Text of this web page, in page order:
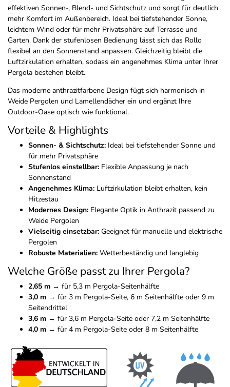
effektiven Sonnen-, Blend- und Sichtschutz und sorgt für deutlich
mehr Komfort im Außenbereich. Ideal bei tiefstehender Sonne,
leichtem Wind oder für mehr Privatsphäre auf Terrasse und
Garten. Dank der stufenlosen Bedienung lässt sich das Rollo
flexibel an den Sonnenstand anpassen. Gleichzeitig bleibt die
Luftzirkulation erhalten, sodass ein angenehmes Klima unter Ihrer
Pergola bestehen bleibt.
Das moderne anthrazitfarbene Design fügt sich harmonisch in
Weide Pergolen und Lamellendächer ein und ergänzt Ihre
Outdoor-Oase optisch wie funktional.
Vorteile & Highlights
Sonnen- & Sichtschutz: Ideal bei tiefstehender Sonne und
für mehr Privatsphäre
Stufenlos einstellbar: Flexible Anpassung je nach
Sonnenstand
Angenehmes Klima: Luftzirkulation bleibt erhalten, kein
Hitzestau
Modernes Design: Elegante Optik in Anthrazit passend zu
Weide Pergolen
Vielseitig einsetzbar: Geeignet für manuelle und elektrische
Pergolen
Robuste Materialien: Wetterbeständig und langlebig
Welche Größe passt zu Ihrer Pergola?
2,65 m → für 5,3 m Pergola-Seitenhälfte
3,0 m → für 3 m Pergola-Seite, 6 m Seitenhälfte oder 9 m
Seitendrittel
3,6 m → für 3,6 m Pergola-Seite oder 7,2 m Seitenhälfte
4,0 m → für 4 m Pergola-Seite oder 8 m Seitenhälfte